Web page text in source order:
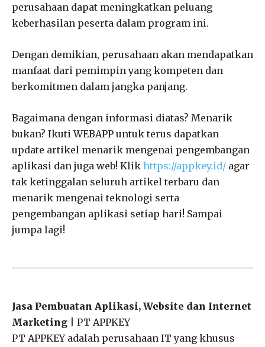
perusahaan dapat meningkatkan peluang
keberhasilan peserta dalam program ini.
Dengan demikian, perusahaan akan mendapatkan
manfaat dari pemimpin yang kompeten dan
berkomitmen dalam jangka panjang.
Bagaimana dengan informasi diatas? Menarik
bukan? Ikuti WEBAPP untuk terus dapatkan
update artikel menarik mengenai pengembangan
aplikasi dan juga web! Klik https://appkey.id/ agar
tak ketinggalan seluruh artikel terbaru dan
menarik mengenai teknologi serta
pengembangan aplikasi setiap hari! Sampai
jumpa lagi!
Jasa Pembuatan Aplikasi, Website dan Internet
Marketing | PT APPKEY
PT APPKEY adalah perusahaan IT yang khusus